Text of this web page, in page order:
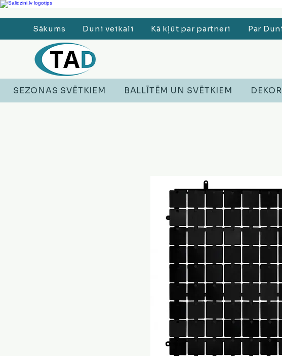
Ledusskapji, Sadzīves tehnika, Smaržas, Operatīvā atmiņa, Putekļu sūcēji, Lego, Austiņas
Sākums Duni veikali Kā kļūt par partneri Par
SEZONAS SVĒTKIEM BALLĪTĒM UN SVĒTKIEM